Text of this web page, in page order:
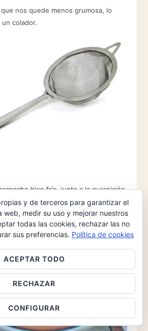
nos quede menos grumosa, lo
un colador.
bien frío, junto a la guarnición.
y de terceros para garantizar el
web, medir su uso y mejorar nuestros
todas las cookies, rechazar las no
sus preferencias. Política de cookies
ACEPTAR TODO
RECHAZAR
CONFIGURAR